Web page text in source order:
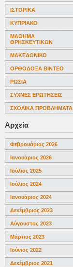
ΙΣΤΟΡΙΚΑ
ΚΥΠΡΙΑΚΟ
ΜΑΘΗΜΑ
ΘΡΗΣΚΕΥΤΙΚΩΝ
ΜΑΚΕΔΟΝΙΚΟ
ΟΡΘΟΔΟΞΑ ΒΙΝΤΕΟ
ΡΩΣΙΑ
ΣΥΧΝΕΣ ΕΡΩΤΗΣΕΙΣ
ΣΧΟΛΙΚΑ ΠΡΟΒΛΗΜΑΤΑ
Αρχεία
Φεβρουάριος 2026
Ιανουάριος 2026
Ιούλιος 2025
Ιούλιος 2024
Ιανουάριος 2024
Δεκέμβριος 2023
Αύγουστος 2023
Μάρτιος 2023
Ιούνιος 2022
Δεκέμβριος 2021